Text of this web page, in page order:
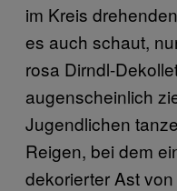
im Kreis
es auch schaut,
rosa Dirndl-
augenscheinlich
Jugendlichen
Reigen, bei dem
dekorierter Ast